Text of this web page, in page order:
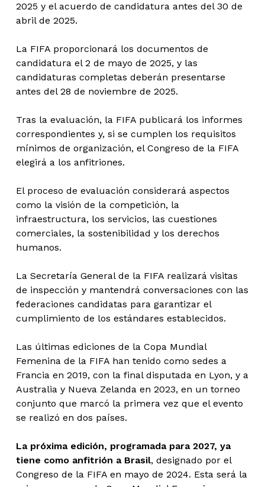
2025 y el acuerdo de candidatura antes del 30 de
abril de 2025.
La FIFA proporcionará los documentos de
candidatura el 2 de mayo de 2025, y las
candidaturas completas deberán presentarse
antes del 28 de noviembre de 2025.
Tras la evaluación, la FIFA publicará los informes
correspondientes y, si se cumplen los requisitos
mínimos de organización, el Congreso de la FIFA
elegirá a los anfitriones.
El proceso de evaluación considerará aspectos
como la visión de la competición, la
infraestructura, los servicios, las cuestiones
comerciales, la sostenibilidad y los derechos
humanos.
La Secretaría General de la FIFA realizará visitas
de inspección y mantendrá conversaciones con las
federaciones candidatas para garantizar el
cumplimiento de los estándares establecidos.
Las últimas ediciones de la Copa Mundial
Femenina de la FIFA han tenido como sedes a
Francia en 2019, con la final disputada en Lyon, y a
Australia y Nueva Zelanda en 2023, en un torneo
conjunto que marcó la primera vez que el evento
se realizó en dos países.
La próxima edición, programada para 2027, ya
tiene como anfitrión a Brasil, designado por el
Congreso de la FIFA en mayo de 2024. Esta será la